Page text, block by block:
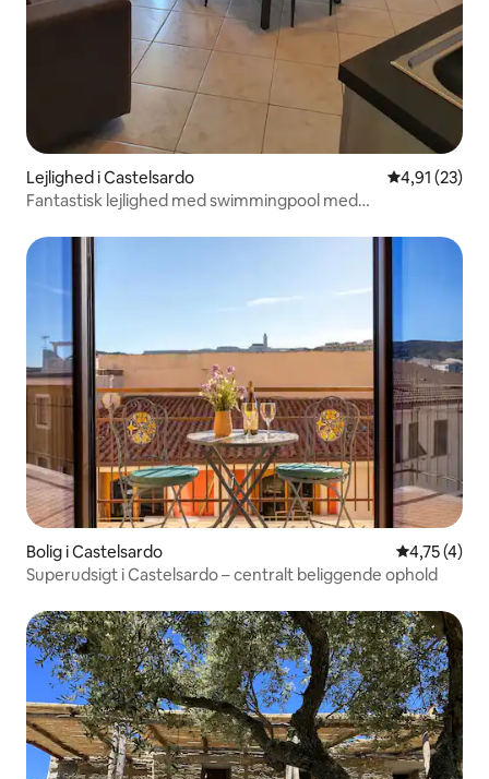
Lejlighed i Castelsardo 4,91 ud af 5
4,91 (23)
Fantastisk lejlighed med swimmingpool med
Bolig i Castelsardo 4,75 ud af
4,75 (4)
Superudsigt i Castelsardo – centralt beliggende ophold